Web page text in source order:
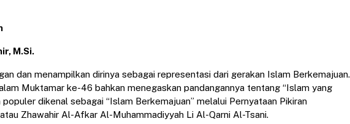
M.Si.
dan menampilkan dirinya sebagai representasi dari gerakan Islam Berkemajuan.
Muktamar ke-46 bahkan menegaskan pandangannya tentang “Islam yang
dikenal sebagai “Islam Berkemajuan” melalui Pernyataan Pikiran
Zhawahir Al-Afkar Al-Muhammadiyyah Li Al-Qarni Al-Tsani.